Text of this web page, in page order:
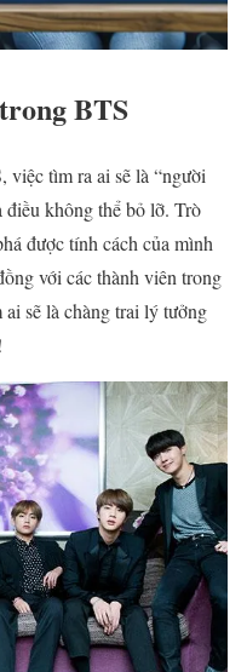
BTS
tìm ra ai sẽ là “người
điều không thể bỏ lỡ. Trò
được tính cách của mình
với các thành viên trong
sẽ là chàng trai lý tưởng